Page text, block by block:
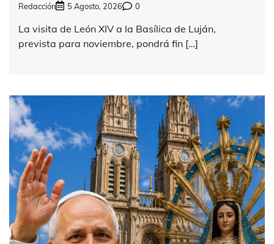
Redacción 5 Agosto, 2026 0
La visita de León XIV a la Basílica de Luján,
prevista para noviembre, pondrá fin […]